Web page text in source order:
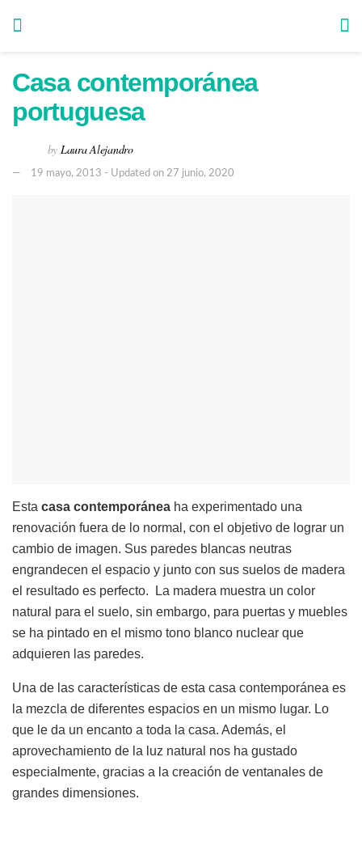
Casa contemporánea
portuguesa
by Laura Alejandro
19 mayo, 2013 - Updated on 27 junio, 2020
Esta casa contemporánea ha experimentado una
renovación fuera de lo normal, con el objetivo de lograr un
cambio de imagen. Sus paredes blancas neutras
engrandecen el espacio y junto con sus suelos de madera
el resultado es perfecto. La madera muestra un color
natural para el suelo, sin embargo, para puertas y muebles
se ha pintado en el mismo tono blanco nuclear que
adquieren las paredes.
Una de las características de esta casa contemporánea es
la mezcla de diferentes espacios en un mismo lugar. Lo
que le da un encanto a toda la casa. Además, el
aprovechamiento de la luz natural nos ha gustado
especialmente, gracias a la creación de ventanales de
grandes dimensiones.